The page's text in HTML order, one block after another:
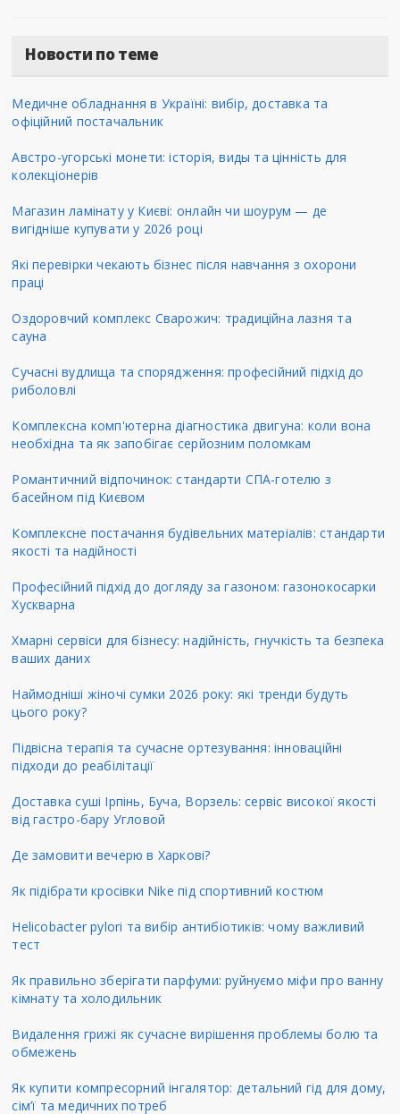
Новости по теме
Медичне обладнання в Україні: вибір, доставка та
офіційний постачальник
Австро-угорські монети: історія, виды та цінність для
колекціонерів
Магазин ламінату у Києві: онлайн чи шоурум — де
вигідніше купувати у 2026 році
Які перевірки чекають бізнес після навчання з охорони
праці
Оздоровчий комплекс Сварожич: традиційна лазня та
сауна
Сучасні вудлища та спорядження: професійний підхід до
риболовлі
Комплексна комп'ютерна діагностика двигуна: коли вона
необхідна та як запобігає серйозним поломкам
Романтичний відпочинок: стандарти СПА-готелю з
басейном під Києвом
Комплексне постачання будівельних матеріалів: стандарти
якості та надійності
Професійний підхід до догляду за газоном: газонокосарки
Хускварна
Хмарні сервіси для бізнесу: надійність, гнучкість та безпека
ваших даних
Наймодніші жіночі сумки 2026 року: які тренди будуть
цього року?
Підвісна терапія та сучасне ортезування: інноваційні
підходи до реабілітації
Доставка суші Ірпінь, Буча, Ворзель: сервіс високої якості
від гастро-бару Угловой
Де замовити вечерю в Харкові?
Як підібрати кросівки Nike під спортивний костюм
Helicobacter pylori та вибір антибіотиків: чому важливий
тест
Як правильно зберігати парфуми: руйнуємо міфи про ванну
кімнату та холодильник
Видалення грижі як сучасне вирішення проблемы болю та
обмежень
Як купити компресорний інгалятор: детальний гід для дому,
сім’ї та медичних потреб